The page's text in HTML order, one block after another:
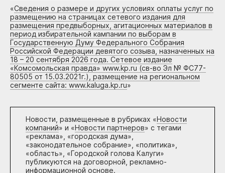
«Сведения о размере и других условиях оплаты услуг по
размещению на страницах сетевого издания для
размещения предвыборных, агитационных материалов в
период избирательной кампании по выборам в
Государственную Думу Федерального Собрания
Российской Федерации девятого созыва, назначенных на
18 – 20 сентября 2026 года. Сетевое издание
«Комсомольская правда» www.kp.ru (св-во Эл № ФС77-
80505 от 15.03.2021г.), размещение на региональном
сегменте сайта: www.kaluga.kp.ru»
Новости, размещенные в рубриках «Новости
компаний» и «Новости партнеров» с тегами
«реклама», «городская дума»,
«законодательное собрание», «политика»,
«область», «Городской голова Калуги»
публикуются на договорной, рекламно-
информационной основе.